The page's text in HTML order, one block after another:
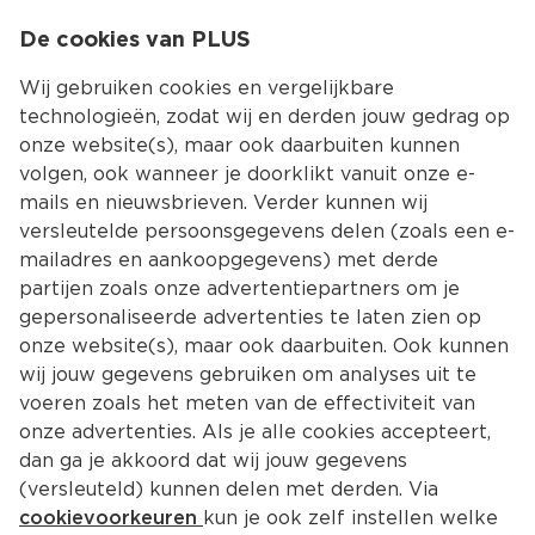
Kies jouw
Terug Producten
De cookies van PLUS
Wij gebruiken cookies en vergelijkbare
technologieën, zodat wij en derden jouw gedrag op
onze website(s), maar ook daarbuiten kunnen
volgen, ook wanneer je doorklikt vanuit onze e-
mails en nieuwsbrieven. Verder kunnen wij
versleutelde persoonsgegevens delen (zoals een e-
mailadres en aankoopgegevens) met derde
partijen zoals onze advertentiepartners om je
gepersonaliseerde advertenties te laten zien op
onze website(s), maar ook daarbuiten. Ook kunnen
wij jouw gegevens gebruiken om analyses uit te
voeren zoals het meten van de effectiviteit van
onze advertenties. Als je alle cookies accepteert,
dan ga je akkoord dat wij jouw gegevens
(versleuteld) kunnen delen met derden. Via
cookievoorkeuren kun je ook zelf instellen welke